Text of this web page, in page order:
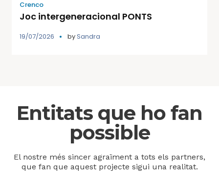
Crenco
Joc intergeneracional PONTS
19/07/2026 bySandra
Entitats que ho fan
possible
El nostre més sincer agraïment a tots els partners,
que fan que aquest projecte sigui una realitat.